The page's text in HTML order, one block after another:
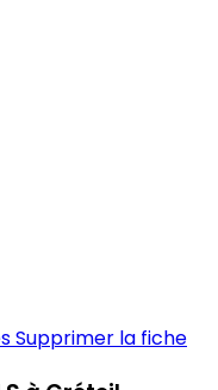
Supprimer la fiche